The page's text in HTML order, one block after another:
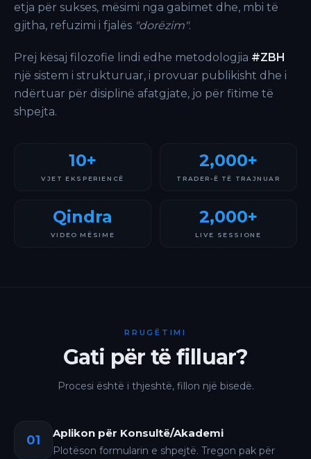
etja për sukses, mësimi nga gabimet dhe, mbi të
gjitha, refuzimi i fjalës "dorëzim".
Prej kësaj filozofie lindi edhe metodologjia #ZBH
një sistem i strukturuar, i provuar publikisht dhe i
ndërtuar për disiplinë afatgjate, jo për fitime të
shpejta.
10+
VJET EKSPERIENCË
2,000+
TRADER-Ë TË TRAJNUAR
Qindra
VIDEO MËSIME
2,000+
LIVE SESSIONE
RRUGËTIMI
Gati për të filluar?
Procesi është i thjeshtë, fillon një bisedë.
01 Aplikon për Konsultë/Akademi
Plotëson formularin e shpejtë. Tregon pak për